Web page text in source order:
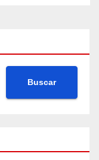
Buscar